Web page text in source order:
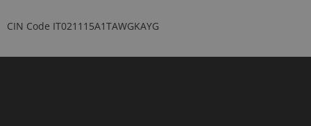
CIN Code IT021115A1TAWGKAYG